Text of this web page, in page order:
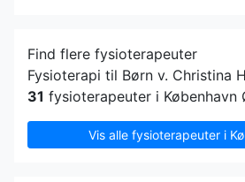
Find flere fysioterapeuter
Fysioterapi til Børn v. Christina
31 fysioterapeuter i København
Vis alle fysioterapeuter i